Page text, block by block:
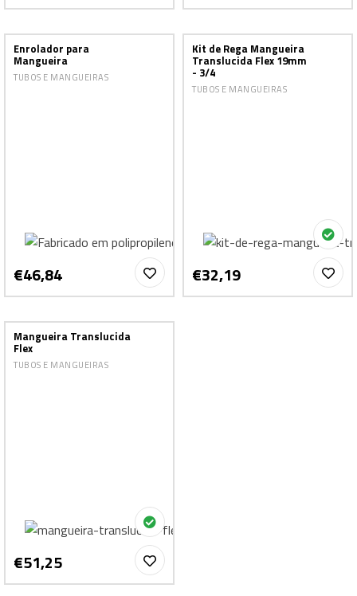
Enrolador para
Mangueira
TUBOS E MANGUEIRAS
€46,84
Kit de Rega Mangueira
Translucida Flex 19mm
- 3/4
TUBOS E MANGUEIRAS
€32,19
Mangueira Translucida
Flex
TUBOS E MANGUEIRAS
€51,25